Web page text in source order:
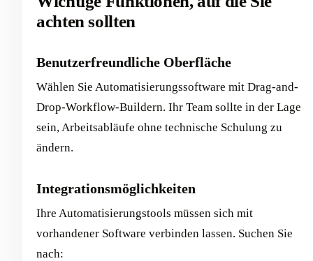
achten sollten
Benutzerfreundliche Oberfläche
Wählen Sie Automatisierungssoftware mit Drag-and-
Drop-Workflow-Buildern. Ihr Team sollte in der Lage
sein, Arbeitsabläufe ohne technische Schulung zu
ändern.
Integrationsmöglichkeiten
Ihre Automatisierungstools müssen sich mit
vorhandener Software verbinden lassen. Suchen Sie
nach: